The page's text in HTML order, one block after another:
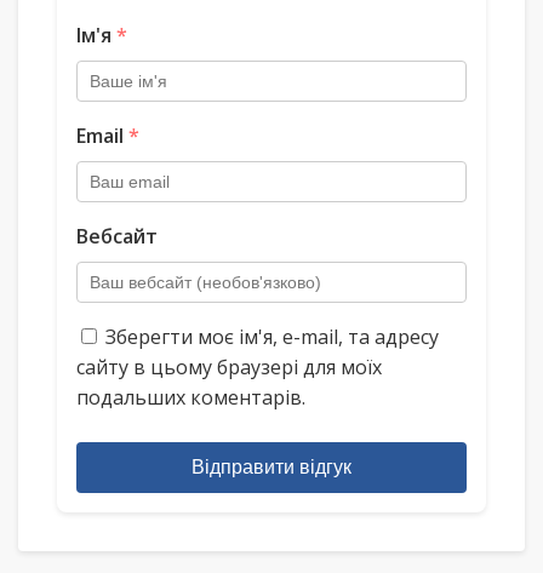
Ім'я *
Email *
Вебсайт
Зберегти моє ім'я, e-mail, та адресу
сайту в цьому браузері для моїх
подальших коментарів.
Відправити відгук